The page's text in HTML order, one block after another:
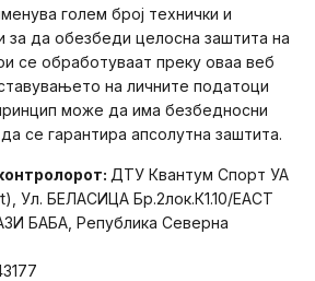
голем број технички и
за да обезбеди целосна заштита на
се обработуваат преку оваа веб
на личните податоци
може да има безбедносни
се гарантира апсолутна заштита.
ДТУ Квантум Спорт УА
Ул. БЕЛАСИЦА Бр.2лок.К1.10/ЕАСТ
БАБА, Република Северна